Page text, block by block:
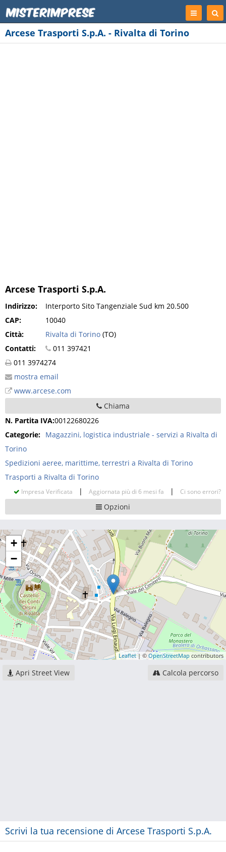
Registrati
Arcese Trasporti S.p.A. - Rivalta di Torino
Arcese Trasporti S.p.A.
Indirizzo:
Interporto Sito Tangenziale Sud km 20.500
CAP:
10040
Città:
Rivalta di Torino (TO)
Contatti:
011 397421
011 3974274
mostra email
www.arcese.com
Chiama
N. Partita IVA:00122680226
Categorie: Magazzini, logistica industriale - servizi a Rivalta di
Torino
Spedizioni aeree, marittime, terrestri a Rivalta di Torino
Trasporti a Rivalta di Torino
Impresa Verificata | Aggiornata più di 6 mesi fa | Ci sono errori?
Opzioni
+
−
Leaflet| ©OpenStreetMap contributors
Apri Street View Calcola percorso
Scrivi la tua recensione di Arcese Trasporti S.p.A.